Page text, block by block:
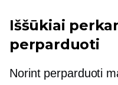
Iššūkiai
perparduoti
Norint perparduoti